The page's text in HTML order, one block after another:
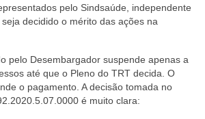
pelo Sindsaúde, independente
decidido o mérito das ações na
pelo Desembargador suspende apenas a
até que o Pleno do TRT decida. O
o pagamento. A decisão tomada no
é muito clara: